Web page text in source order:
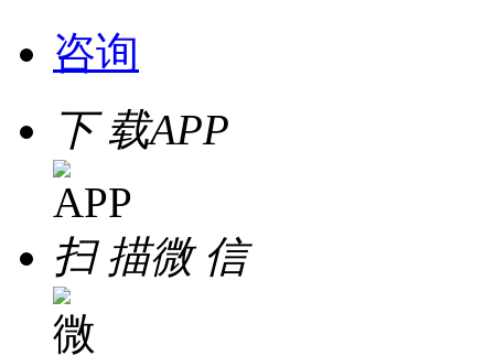
咨询
下 载APP
扫 描微 信